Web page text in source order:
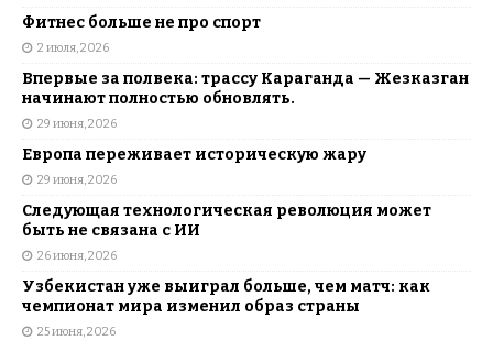
Фитнес больше не про спорт
2 июля, 2026
Впервые за полвека: трассу Караганда — Жезказган
начинают полностью обновлять.
29 июня, 2026
Европа переживает историческую жару
29 июня, 2026
Следующая технологическая революция может
быть не связана с ИИ
26 июня, 2026
Узбекистан уже выиграл больше, чем матч: как
чемпионат мира изменил образ страны
25 июня, 2026